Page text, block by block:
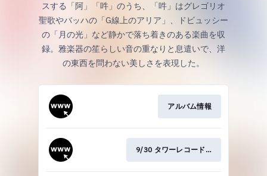
スする「阿」「吽」のうち、「吽」はグレゴリオ
聖歌やバッハの「G線上のアリア」、ドビュッシー
の「月の光」など静かで落ち着きのある楽曲を収
録。雅楽器の笙らしい音の重なりと息遣いで、洋
の東西を問わない美しさを表現した。
アルバム情報
9/30 タワーレコードイベント